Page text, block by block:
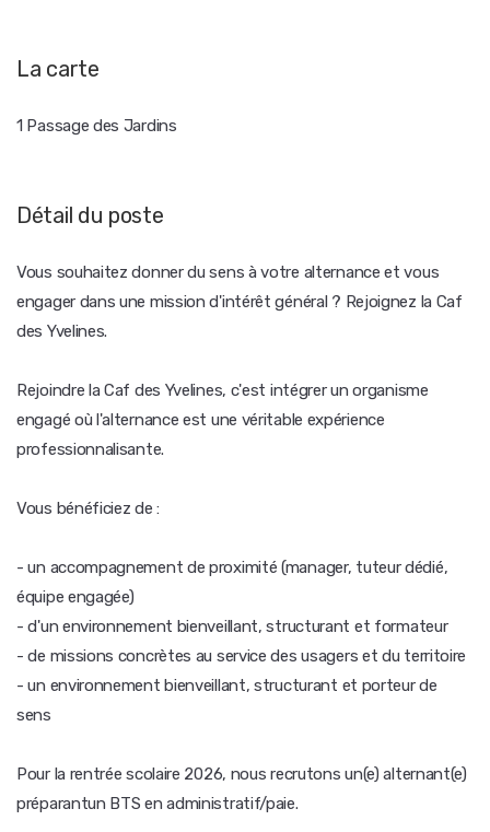
La carte
1 Passage des Jardins
Détail du poste
Vous souhaitez donner du sens à votre alternance et vous
engager dans une mission d'intérêt général ? Rejoignez la Caf
des Yvelines.
Rejoindre la Caf des Yvelines, c'est intégrer un organisme
engagé où l'alternance est une véritable expérience
professionnalisante.
Vous bénéficiez de :
- un accompagnement de proximité (manager, tuteur dédié,
équipe engagée)
- d'un environnement bienveillant, structurant et formateur
- de missions concrètes au service des usagers et du territoire
- un environnement bienveillant, structurant et porteur de
sens
Pour la rentrée scolaire 2026, nous recrutons un(e) alternant(e)
préparantun BTS en administratif/paie.